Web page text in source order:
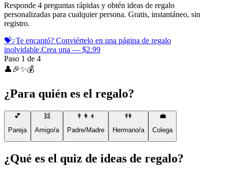
Responde 4 preguntas rápidas y obtén ideas de regalo
personalizadas para cualquier persona. Gratis, instantáneo, sin
registro.
💝¿Te encantó? Conviértelo en una página de regalo
inolvidable.Crea una — $2.99
Paso 1 de 4
👤 🎉✨💰
¿Para quién es el regalo?
💕
Pareja
👯
Amigo/a
👨‍👩‍👦
Padre/Madre
👫
Hermano/a
💼
Colega
¿Qué es el quiz de ideas de regalo?